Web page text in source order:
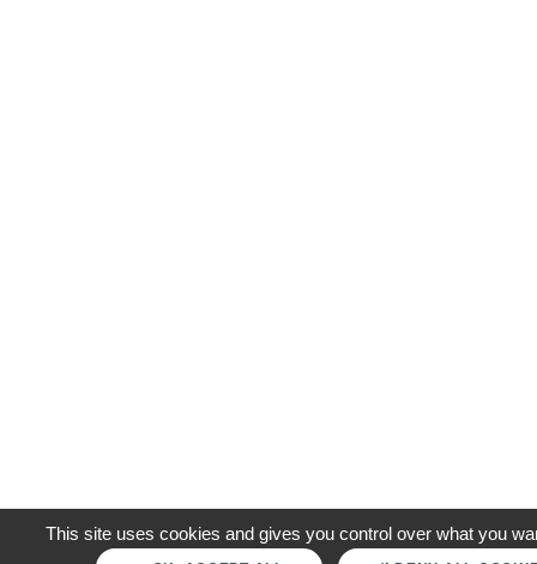
This site uses cookies and gives you control over what you